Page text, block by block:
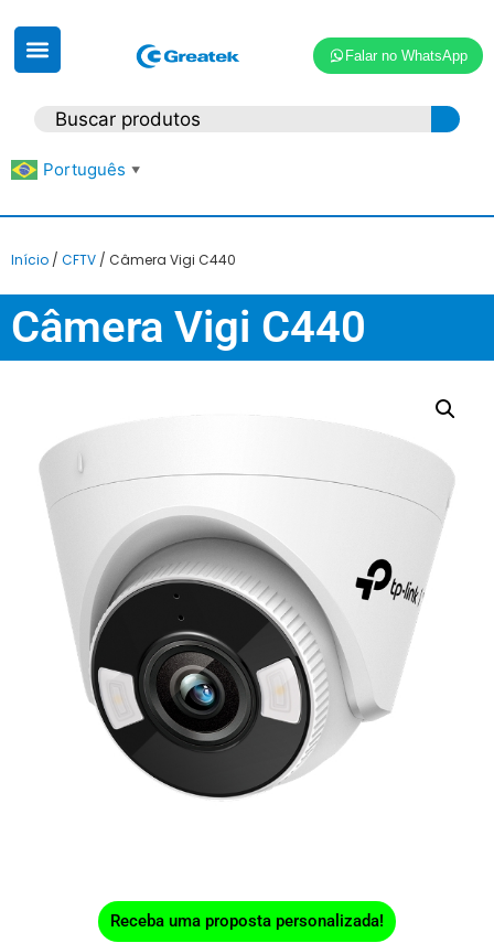
Falar no WhatsApp
Português ▼
Início / CFTV / Câmera Vigi C440
Câmera Vigi C440
Receba uma proposta personalizada!